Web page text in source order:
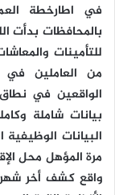
في اطارخطة
بالمحافظات بدأت
للتأمينات
من العاملين في
الواقعين في
بيانات شاملة
البيانات الوظيفية
مرة المؤهل محل
واقع كشف أخر